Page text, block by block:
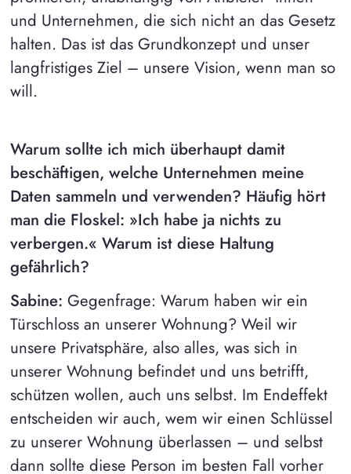
und Unternehmen, die sich nicht an das Gesetz
halten. Das ist das Grundkonzept und unser
langfristiges Ziel – unsere Vision, wenn man so
will.
Warum sollte ich mich überhaupt damit
beschäftigen, welche Unternehmen meine
Daten sammeln und verwenden? Häufig hört
man die Floskel: »Ich habe ja nichts zu
verbergen.« Warum ist diese Haltung
gefährlich?
Sabine: Gegenfrage: Warum haben wir ein
Türschloss an unserer Wohnung? Weil wir
unsere Privatsphäre, also alles, was sich in
unserer Wohnung befindet und uns betrifft,
schützen wollen, auch uns selbst. Im Endeffekt
entscheiden wir auch, wem wir einen Schlüssel
zu unserer Wohnung überlassen – und selbst
dann sollte diese Person im besten Fall vorher